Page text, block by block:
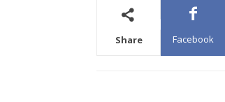
Share Facebook